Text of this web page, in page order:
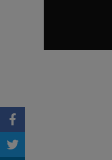
Share on Facebook
Share on Twitter